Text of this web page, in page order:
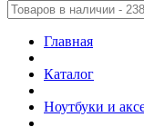
Главная
Каталог
Ноутбуки и